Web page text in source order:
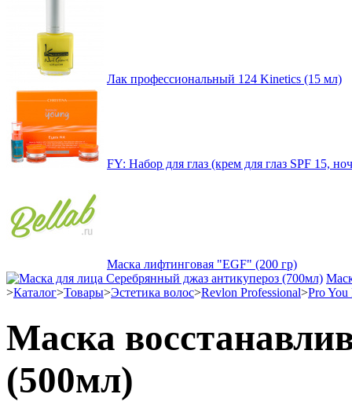
Лак профессиональный 124 Kinetics (15 мл)
FY: Набор для глаз (крем для глаз SPF 15,
Маска лифтинговая "EGF" (200 гр)
>Каталог>Товары>Эстетика волос>Revlon Professional>Pro You
Маска
(500мл)